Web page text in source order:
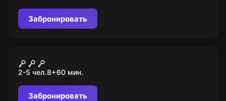
Забронировать
Сокровища Владивостока
2-5 чел.8+60 мин.
Забронировать